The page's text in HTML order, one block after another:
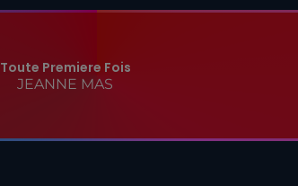
Toute Premiere Fois
JEANNE MAS